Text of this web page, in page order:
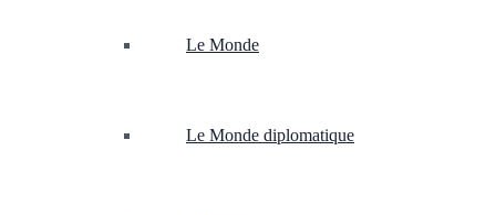
Le Monde
Le Monde diplomatique